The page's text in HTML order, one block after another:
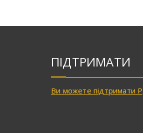
ПІДТРИМАТИ
Ви можете підтримати